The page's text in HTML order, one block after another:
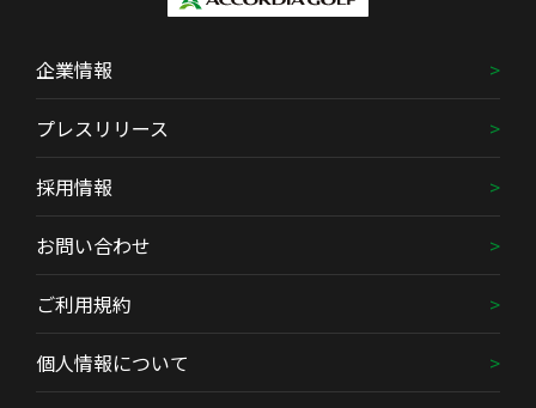
企業情報
プレスリリース
採用情報
お問い合わせ
ご利用規約
個人情報について